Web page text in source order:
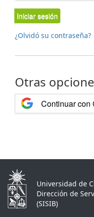
Iniciar sesión
¿Olvidó su contraseña?
Otras
Continuar con
Universidad de
Dirección de
(SISIB)